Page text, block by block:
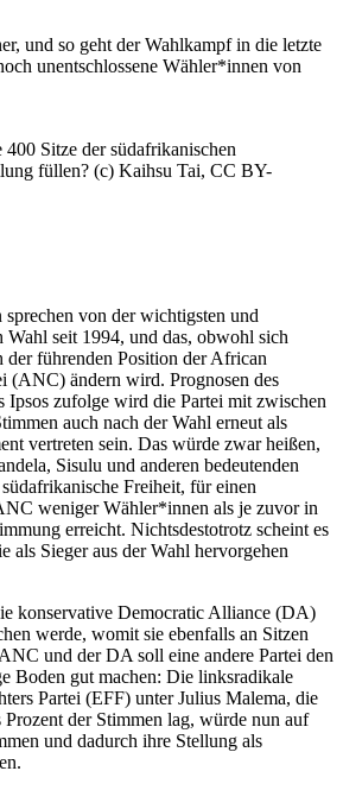
und so geht der Wahlkampf in die letzte
unentschlossene Wähler*innen von
Sitze der südafrikanischen
füllen? (c) Kaihsu Tai, CC BY-
von der wichtigsten und
Wahl seit 1994, und das, obwohl sich
der führenden Position der African
(ANC) ändern wird. Prognosen des
Ipsos zufolge wird die Partei mit zwischen
auch nach der Wahl erneut als
vertreten sein. Das würde zwar heißen,
Sisulu und anderen bedeutenden
Freiheit, für einen
weniger Wähler*innen als je zuvor in
erreicht. Nichtsdestotrotz scheint es
als Sieger aus der Wahl hervorgehen
konservative Democratic Alliance (DA)
werde, womit sie ebenfalls an Sitzen
und der DA soll eine andere Partei den
Boden gut machen: Die linksradikale
Partei (EFF) unter Julius Malema, die
Prozent der Stimmen lag, würde nun auf
und dadurch ihre Stellung als